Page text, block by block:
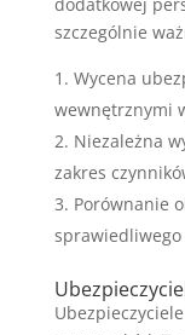
szczególnie
Wycena
wewnętrznymi
Niezależna
zakres
Porównanie